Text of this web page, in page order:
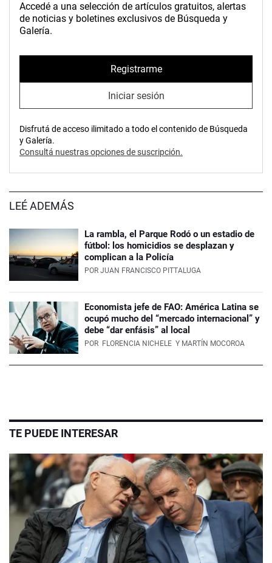
Accedé a una selección de artículos gratuitos, alertas
de noticias y boletines exclusivos de Búsqueda y
Galería.
Registrarme
Iniciar sesión
Disfrutá de acceso ilimitado a todo el contenido de Búsqueda
y Galería.
Consultá nuestras opciones de suscripción.
LEÉ ADEMÁS
La rambla, el Parque Rodó o un estadio de
fútbol: los homicidios se desplazan y
complican a la Policía
POR JUAN FRANCISCO PITTALUGA
Economista jefe de FAO: América Latina se
ocupó mucho del “mercado internacional” y
debe “dar enfásis” al local
POR FLORENCIA NICHELE Y MARTÍN MOCOROA
TE PUEDE INTERESAR